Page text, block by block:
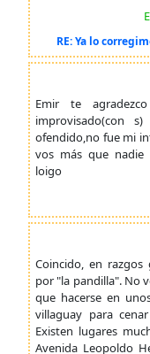
RE: Ya lo
Emir te
improvisado(con
ofendido,no fue mi
vos más que nadie
loigo
Coincido, en
por "la pandilla". No
que hacerse en
villaguay para
Existen lugares
Avenida Leopoldo